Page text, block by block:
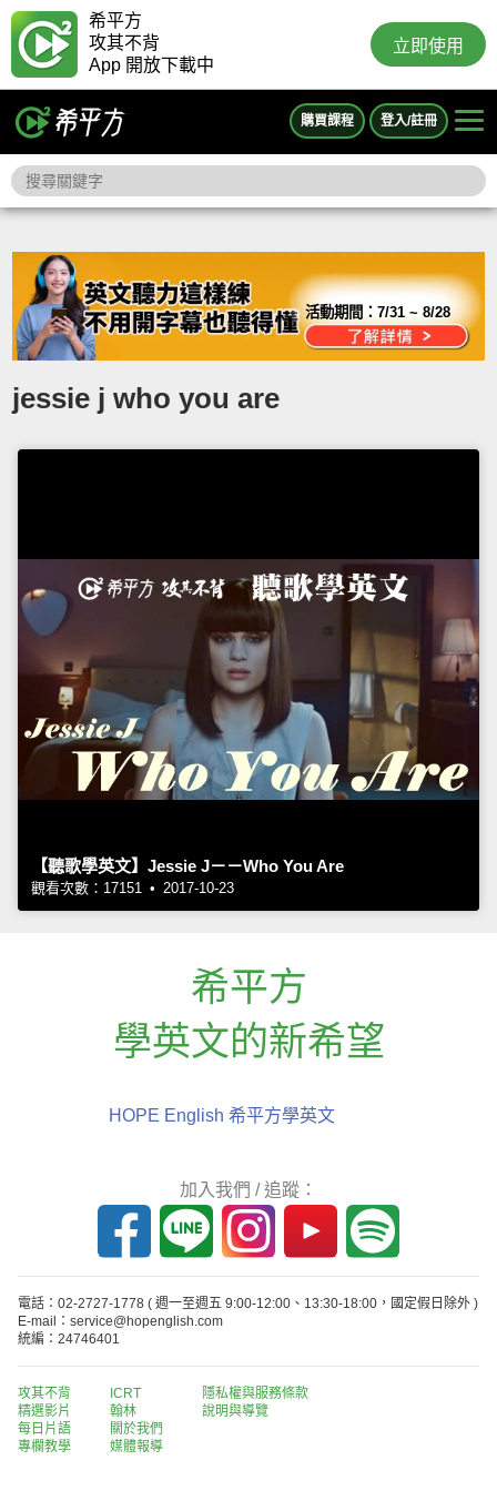
希平方
攻其不背
App 開放下載中
立即使用
購買課程 登入/註冊
活動期間：7/31 ~ 8/28
jessie j who you are
【聽歌學英文】Jessie J－－Who You Are
觀看次數：17151 • 2017-10-23
希平方
學英文的新希望
HOPE English 希平方學英文
加入我們 / 追蹤：
電話：02-2727-1778 ( 週一至週五 9:00-12:00、13:30-18:00，國定假日除外 )
E-mail：service@hopenglish.com
統編：24746401
攻其不背
精選影片
每日片語
專欄教學
ICRT
翰林
關於我們
媒體報導
隱私權與服務條款
說明與導覽